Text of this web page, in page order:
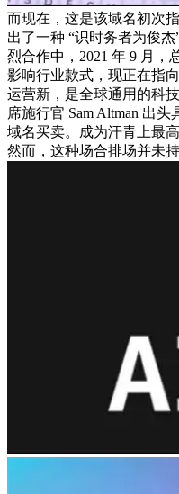
而现在，这是该域名初次
出了一种 “识时务者为俊
烈合作中，2021 年 9 月，
影响行业款式，现正在指
运营新，是全球通用的科
席施行官 Sam Altman 出
域名买卖。成为汗青上最
然而，这种场合排场并未持